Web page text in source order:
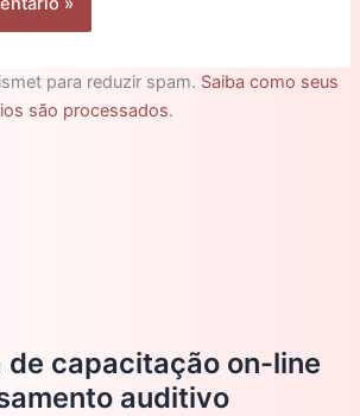
para reduzir spam. Saiba como seus
são processados.
de capacitação on-line
auditivo